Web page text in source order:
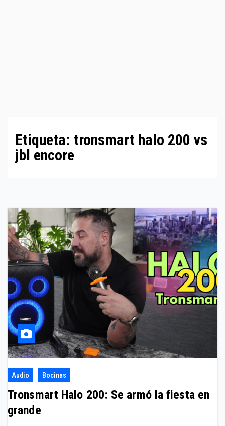
Etiqueta: tronsmart halo 200 vs
jbl encore
Audio Bocinas
Tronsmart Halo 200: Se armó la fiesta en
grande